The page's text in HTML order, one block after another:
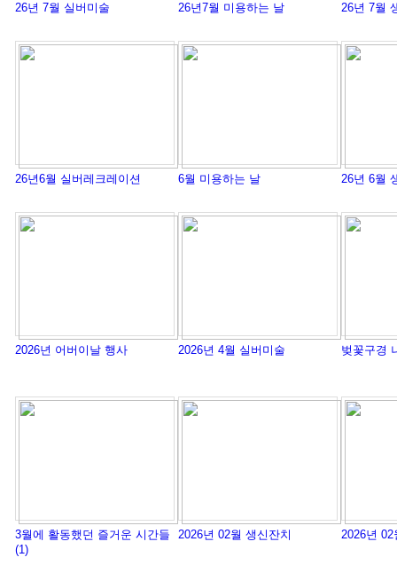
26년 7월 실버미술 26년7월 미용하는 날 26년 7월
26년6월 실버레크레이션 6월 미용하는 날 26년 6월
2026년 어버이날 행사 2026년 4월 실버미술 벚꽃구경
3월에 활동했던 즐거운 시간들
(1)
2026년 02월 생신잔치 2026년